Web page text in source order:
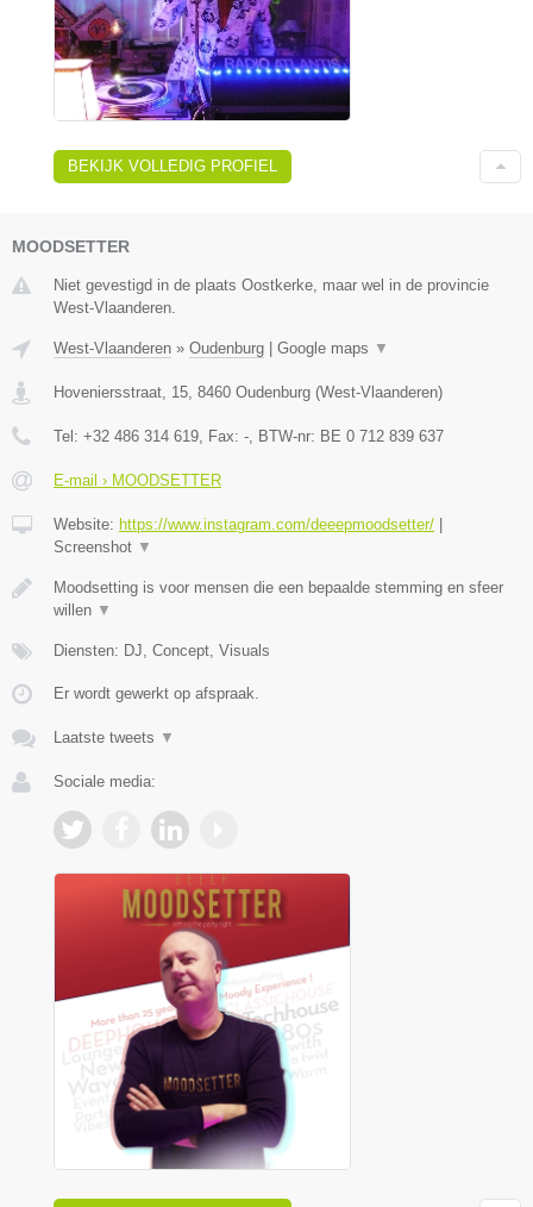
BEKIJK VOLLEDIG PROFIEL
MOODSETTER
Niet gevestigd in de plaats Oostkerke, maar wel in de provincie
West-Vlaanderen.
West-Vlaanderen » Oudenburg Google maps ▼
Hoveniersstraat, 15, 8460 Oudenburg (West-Vlaanderen)
Tel: +32 486 314 619, Fax: -, BTW-nr: BE 0 712 839 637
E-mail › MOODSETTER
Website: https://www.instagram.com/deeepmoodsetter/
Screenshot ▼
Moodsetting is voor mensen die een bepaalde stemming en sfeer
willen ▼
Diensten: DJ, Concept, Visuals
Er wordt gewerkt op afspraak.
Laatste tweets ▼
Sociale media: